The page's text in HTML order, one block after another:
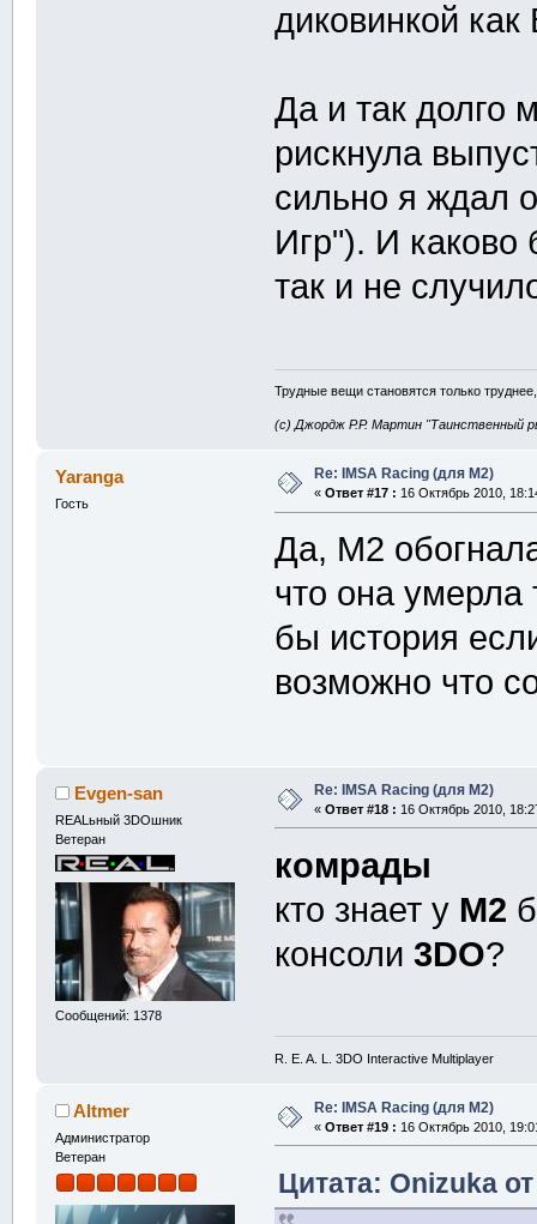
диковинкой
Да и так долго
рискнула
сильно я ждал
Игр"). И каково
так и не
Трудные вещи становятся только
(с) Джордж Р.Р. Мартин "Таинственный
Yaranga
Гость
Re: IMSA Racing (для M2)
« Ответ #17 : 16 Октябрь 2010,
Да, M2
что она
бы история
возможно что
Evgen-san
REALьный 3DOшник
Ветеран
Сообщений: 1378
Re: IMSA Racing (для M2)
« Ответ #18 : 16 Октябрь 2010,
комрады
кто знает у M2
консоли3DO?
R. E. A. L. 3DO Interactive Multiplayer
Altmer
Администратор
Ветеран
Re: IMSA Racing (для M2)
« Ответ #19 : 16 Октябрь 2010,
Цитата: Onizuka